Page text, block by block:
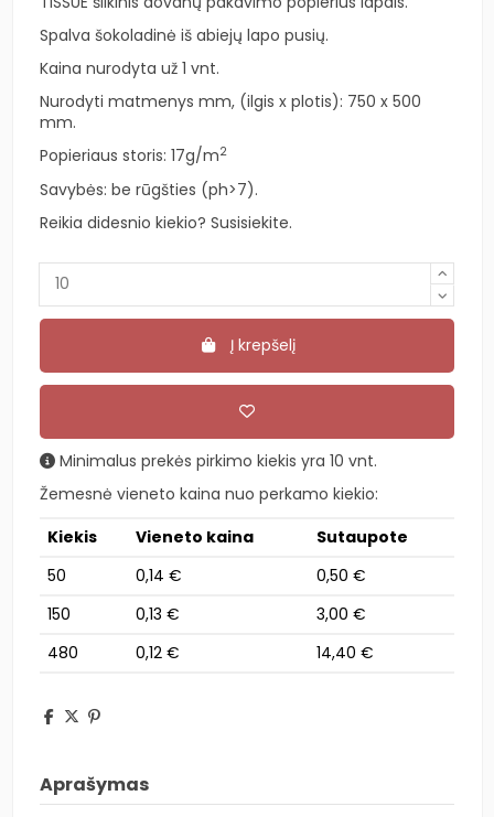
Spalva šokoladinė iš abiejų lapo pusių.
Kaina nurodyta už 1 vnt.
Nurodyti matmenys mm, (ilgis x plotis): 750 x 500
mm.
Popieriaus storis: 17g/m2
Savybės: be rūgšties (ph>7).
Reikia didesnio kiekio? Susisiekite.
Į krepšelį
Minimalus prekės pirkimo kiekis yra 10 vnt.
Žemesnė vieneto kaina nuo perkamo kiekio:
Kiekis
Vieneto kaina
Sutaupote
50
0,14 €
0,50 €
150
0,13 €
3,00 €
480
0,12 € 14,40 €
Aprašymas